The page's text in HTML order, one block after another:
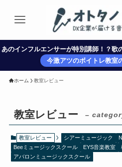
あのインフルエンサーが特別講師！？歌
今激アツのボイトレ教室
ホーム 教室レビュー
教室レビュー –
教室レビュー シアーミュージック
Beeミュージックスクール
EYS音楽教室
アバロンミュージックスクール